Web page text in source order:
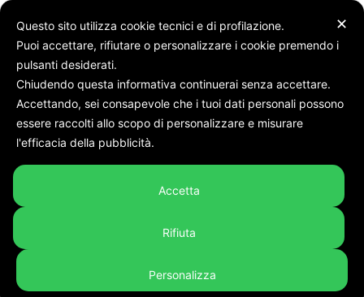
In evidenza
✕
Questo sito utilizza cookie tecnici e di profilazione.
Puoi accettare, rifiutare o personalizzare i cookie premendo i
pulsanti desiderati.
Chiudendo questa informativa continuerai senza accettare.
Accettando, sei consapevole che i tuoi dati personali possono
essere raccolti allo scopo di personalizzare e misurare
l'efficacia della pubblicità.
Accetta
Rifiuta
Personalizza